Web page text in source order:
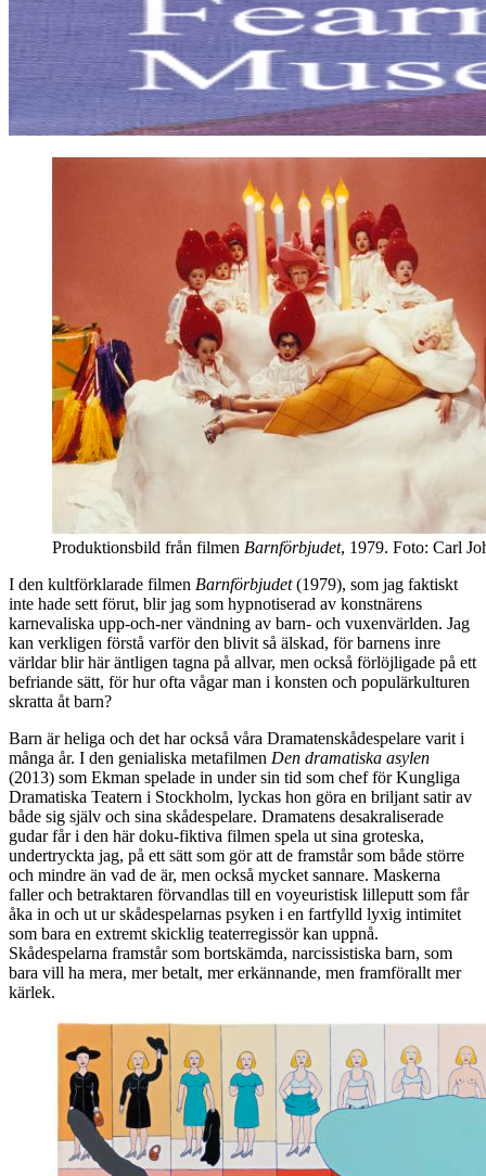
Produktionsbild från filmen Barnförbjudet, 1979. Foto: Carl
I den kultförklarade filmen Barnförbjudet(1979), som jag faktiskt
inte hade sett förut, blir jag som hypnotiserad av konstnärens
karnevaliska upp-och-ner vändning av barn- och vuxenvärlden. Jag
kan verkligen förstå varför den blivit så älskad, för barnens inre
världar blir här äntligen tagna på allvar, men också förlöjligade på ett
befriande sätt, för hur ofta vågar man i konsten och populärkulturen
skratta åt barn?
Barn är heliga och det har också våra Dramatenskådespelare varit i
många år. I den genialiska metafilmen Den dramatiska asylen
(2013) som Ekman spelade in under sin tid som chef för Kungliga
Dramatiska Teatern i Stockholm, lyckas hon göra en briljant satir av
både sig själv och sina skådespelare. Dramatens desakraliserade
gudar får i den här doku-fiktiva filmen spela ut sina groteska,
undertryckta jag, på ett sätt som gör att de framstår som både större
och mindre än vad de är, men också mycket sannare. Maskerna
faller och betraktaren förvandlas till en voyeuristisk lilleputt som får
åka in och ut ur skådespelarnas psyken i en fartfylld lyxig intimitet
som bara en extremt skicklig teaterregissör kan uppnå.
Skådespelarna framstår som bortskämda, narcissistiska barn, som
bara vill ha mera, mer betalt, mer erkännande, men framförallt mer
kärlek.